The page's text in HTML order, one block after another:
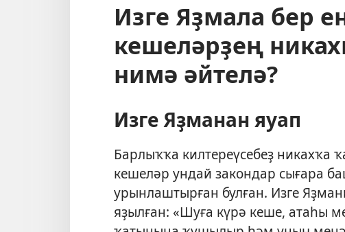
Изге Яҙмала бер
кешеләрҙең
нимә әйтелә?
Изге Яҙманан яуап
Барлыҡҡа килтереүсебеҙ никахҡа
кешеләр ундай закондар сығара
урынлаштырған булған. Изге
яҙылған: «Шуға күрә кеше, атаһы